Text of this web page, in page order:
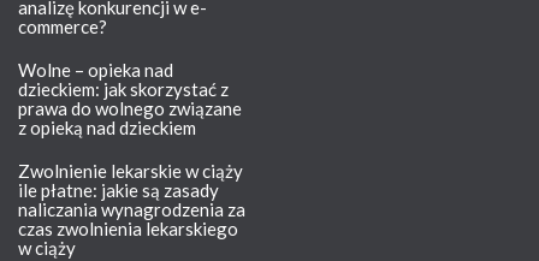
analizę konkurencji w e-
commerce?
Wolne – opieka nad
dzieckiem: jak skorzystać z
prawa do wolnego związane
z opieką nad dzieckiem
Zwolnienie lekarskie w ciąży
ile płatne: jakie są zasady
naliczania wynagrodzenia za
czas zwolnienia lekarskiego
w ciąży